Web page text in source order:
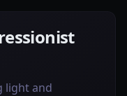
light and